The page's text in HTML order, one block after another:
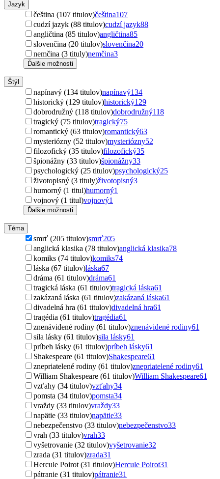
Jazyk
čeština (107 titulov)čeština107
cudzí jazyk (88 titulov)cudzí jazyk88
angličtina (85 titulov)angličtina85
slovenčina (20 titulov)slovenčina20
nemčina (3 tituly)nemčina3
Ďalšie možnosti
Štýl
napínavý (134 titulov)napínavý134
historický (129 titulov)historický129
dobrodružný (118 titulov)dobrodružný118
tragický (75 titulov)tragický75
romantický (63 titulov)romantický63
mysteriózny (52 titulov)mysteriózny52
filozofický (35 titulov)filozofický35
špionážny (33 titulov)špionážny33
psychologický (25 titulov)psychologický25
životopisný (3 tituly)životopisný3
humorný (1 titul)humorný1
vojnový (1 titul)vojnový1
Ďalšie možnosti
Téma
smrť (205 titulov)smrť205
anglická klasika (78 titulov)anglická klasika78
komiks (74 titulov)komiks74
láska (67 titulov)láska67
dráma (61 titulov)dráma61
tragická láska (61 titulov)tragická láska61
zakázaná láska (61 titulov)zakázaná láska61
divadelná hra (61 titulov)divadelná hra61
tragédia (61 titulov)tragédia61
znenávidené rodiny (61 titulov)znenávidené rodiny61
sila lásky (61 titulov)sila lásky61
príbeh lásky (61 titulov)príbeh lásky61
Shakespeare (61 titulov)Shakespeare61
znepriatelené rodiny (61 titulov)znepriatelené rodiny61
William Shakespeare (61 titulov)William Shakespeare61
vzťahy (34 titulov)vzťahy34
pomsta (34 titulov)pomsta34
vraždy (33 titulov)vraždy33
napätie (33 titulov)napätie33
nebezpečenstvo (33 titulov)nebezpečenstvo33
vrah (33 titulov)vrah33
vyšetrovanie (32 titulov)vyšetrovanie32
zrada (31 titulov)zrada31
Hercule Poirot (31 titulov)Hercule Poirot31
pátranie (31 titulov)pátranie31